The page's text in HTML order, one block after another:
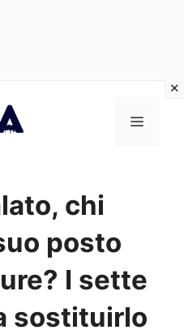
Menu
chi
posto
I sette
sostituirlo